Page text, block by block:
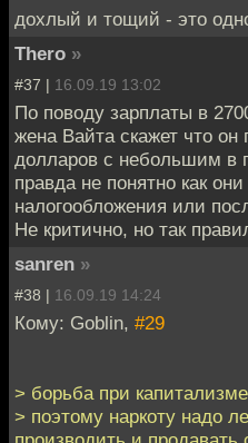
дохлый и тощий - это
Thero »
#37 | 16.09.19 13:02
По поводу зарплаты в
жена Вайта скажет что
долларов с небольшим в
правда не понятно как
налогообложения или
Не критично, но так
sanren »
#38 | 16.09.19 14:24
Кому: Goblin, #29
> борьба при
> поэтому наркоту надо